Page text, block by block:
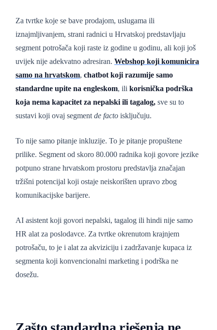
Za tvrtke koje se bave prodajom, uslugama ili
iznajmljivanjem, strani radnici u Hrvatskoj predstavljaju
segment potrošača koji raste iz godine u godinu, ali koji još
uvijek nije adekvatno adresiran. Webshop koji komunicira
samo na hrvatskom, chatbot koji razumije samo
standardne upite na engleskom, ili korisnička podrška
koja nema kapacitet za nepalski ili tagalog, sve su to
sustavi koji ovaj segment de facto isključuju.
To nije samo pitanje inkluzije. To je pitanje propuštene
prilike. Segment od skoro 80.000 radnika koji govore jezike
potpuno strane hrvatskom prostoru predstavlja značajan
tržišni potencijal koji ostaje neiskorišten upravo zbog
komunikacijske barijere.
AI asistent koji govori nepalski, tagalog ili hindi nije samo
HR alat za poslodavce. Za tvrtke okrenutom krajnjem
potrošaču, to je i alat za akviziciju i zadržavanje kupaca iz
segmenta koji konvencionalni marketing i podrška ne
dosežu.